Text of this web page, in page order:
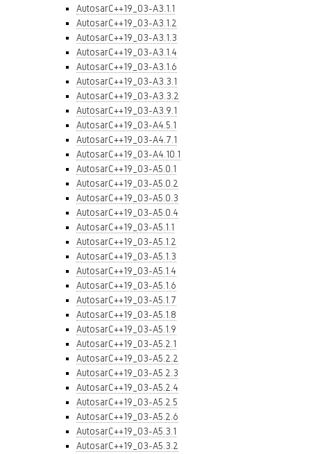
AutosarC++19_03-A3.1.1
AutosarC++19_03-A3.1.2
AutosarC++19_03-A3.1.3
AutosarC++19_03-A3.1.4
AutosarC++19_03-A3.1.6
AutosarC++19_03-A3.3.1
AutosarC++19_03-A3.3.2
AutosarC++19_03-A3.9.1
AutosarC++19_03-A4.5.1
AutosarC++19_03-A4.7.1
AutosarC++19_03-A4.10.1
AutosarC++19_03-A5.0.1
AutosarC++19_03-A5.0.2
AutosarC++19_03-A5.0.3
AutosarC++19_03-A5.0.4
AutosarC++19_03-A5.1.1
AutosarC++19_03-A5.1.2
AutosarC++19_03-A5.1.3
AutosarC++19_03-A5.1.4
AutosarC++19_03-A5.1.6
AutosarC++19_03-A5.1.7
AutosarC++19_03-A5.1.8
AutosarC++19_03-A5.1.9
AutosarC++19_03-A5.2.1
AutosarC++19_03-A5.2.2
AutosarC++19_03-A5.2.3
AutosarC++19_03-A5.2.4
AutosarC++19_03-A5.2.5
AutosarC++19_03-A5.2.6
AutosarC++19_03-A5.3.1
AutosarC++19_03-A5.3.2